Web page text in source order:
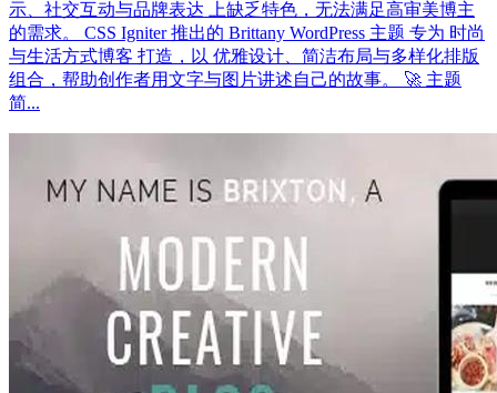
示、社交互动与品牌表达 上缺乏特色，无法满足高审美博主
的需求。 CSS Igniter 推出的 Brittany WordPress 主题 专为 时尚
与生活方式博客 打造，以 优雅设计、简洁布局与多样化排版
组合，帮助创作者用文字与图片讲述自己的故事。 🚀 主题
简...